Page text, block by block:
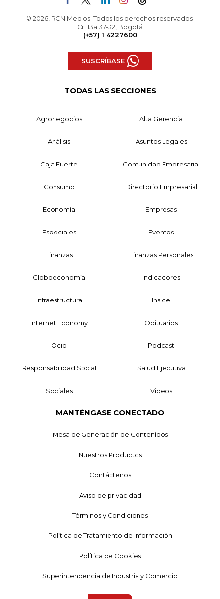
© 2026, RCN Medios. Todos los derechos reservados.
Cr. 13a 37-32, Bogotá
(+57) 1 4227600
SUSCRÍBASE
TODAS LAS SECCIONES
Agronegocios Alta Gerencia
Análisis Asuntos Legales
Caja Fuerte Comunidad Empresarial
Consumo Directorio Empresarial
Economía Empresas
Especiales Eventos
Finanzas Finanzas Personales
Globoeconomía Indicadores
Infraestructura Inside
Internet Economy Obituarios
Ocio Podcast
Responsabilidad Social Salud Ejecutiva
Sociales Videos
MANTÉNGASE CONECTADO
Mesa de Generación de Contenidos
Nuestros Productos
Contáctenos
Aviso de privacidad
Términos y Condiciones
Política de Tratamiento de Información
Política de Cookies
Superintendencia de Industria y Comercio